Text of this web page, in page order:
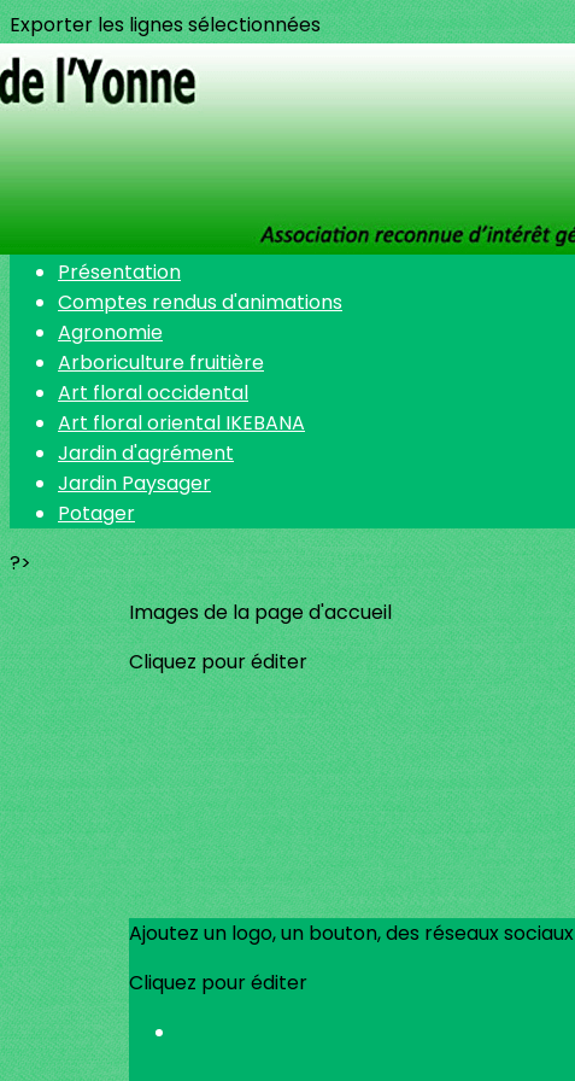
Exporter les lignes sélectionnées
Exporter toutes les colonnes
Exporter uniquement les colonnes affichées
Menu
<
Présentation
Comptes rendus d'animations
Agronomie
Arboriculture fruitière
Art floral occidental
Art floral oriental IKEBANA
Jardin d'agrément
Jardin Paysager
Potager
?>
Images de la page d'accueil
Cliquez pour éditer
Ajoutez un logo, un bouton, des réseaux sociaux
Cliquez pour éditer